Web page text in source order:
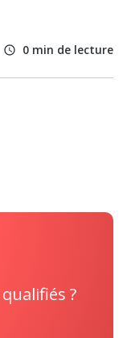
0min de lecture
?